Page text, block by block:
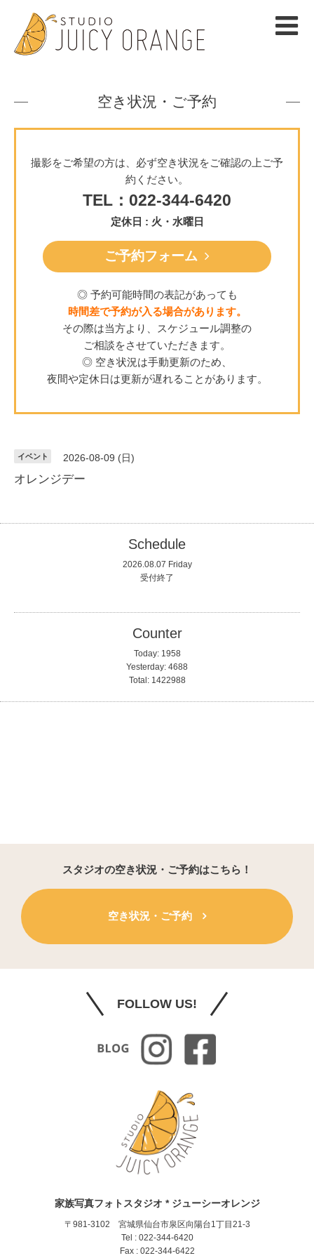
空き状況・ご予約
撮影をご希望の方は、必ず空き状況をご確認の上ご予
約ください。
TEL：022-344-6420
定休日 : 火・水曜日
ご予約フォーム
◎ 予約可能時間の表記があっても
時間差で予約が入る場合があります。
その際は当方より、スケジュール調整の
ご相談をさせていただきます。
◎ 空き状況は手動更新のため、
夜間や定休日は更新が遅れることがあります。
イベント 2026-08-09 (日)
オレンジデー
Schedule
2026.08.07 Friday
受付終了
Counter
Today: 1958
Yesterday: 4688
Total: 1422988
スタジオの空き状況・ご予約はこちら！
空き状況・ご予約
FOLLOW US!
家族写真フォトスタジオ * ジューシーオレンジ
〒981-3102 宮城県仙台市泉区向陽台1丁目21-3
Tel : 022-344-6420
Fax : 022-344-6422